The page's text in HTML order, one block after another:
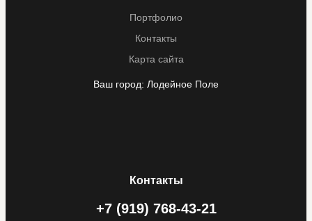
Портфолио
Контакты
Карта сайта
Ваш город: Лодейное Поле
Контакты
+7 (919) 768-43-21